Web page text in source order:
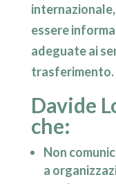
essere
adeguate ai
trasferimento.
Davide
che:
Non
a